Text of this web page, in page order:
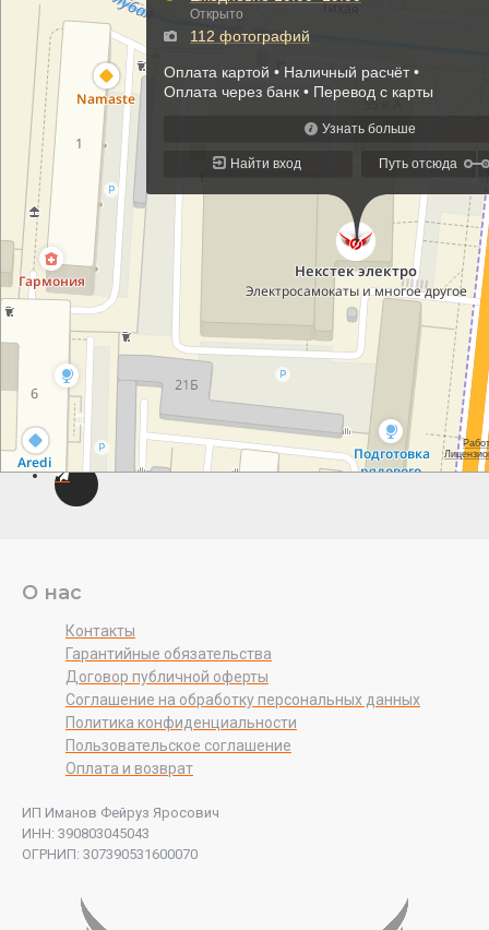
О нас
Контакты
Гарантийные обязательства
Договор публичной оферты
Соглашение на обработку персональных данных
Политика конфиденциальности
Пользовательское соглашение
Оплата и возврат
ИП Иманов Фейруз Яросович
ИНН: 390803045043
ОГРНИП: 307390531600070